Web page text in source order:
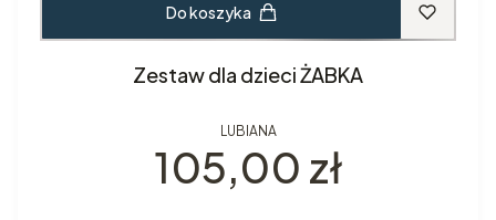
Do koszyka
Zestaw dla dzieci ŻABKA
LUBIANA
Cena
105,00 zł